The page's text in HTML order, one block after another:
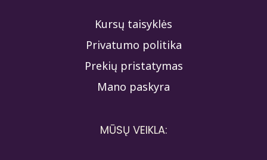
Kursų taisyklės
Privatumo politika
Prekių pristatymas
Mano paskyra
MŪSŲ VEIKLA: